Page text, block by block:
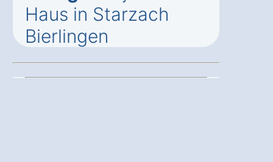
Haus in Starzach
Bierlingen